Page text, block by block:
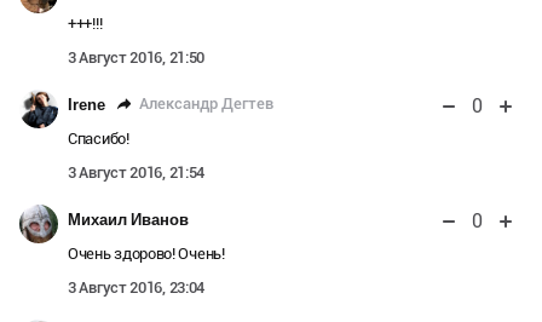
+++!!!
3 Август 2016, 21:50
Irene Александр Дегтев 0
Спасибо!
3 Август 2016, 21:54
Михаил Иванов 0
Очень здорово! Очень!
3 Август 2016, 23:04